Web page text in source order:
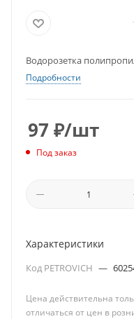
Водорозетка
Подробности
97 ₽/шт
Под заказ
Характеристики
Код PETROVICH —
Цена действительна
отличаться от цен в